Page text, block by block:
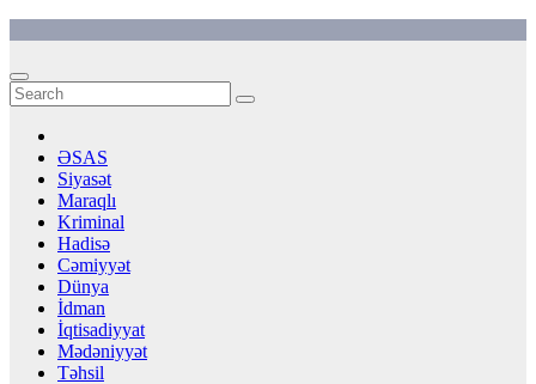
content
ƏSAS
Siyasət
Maraqlı
Kriminal
Hadisə
Cəmiyyət
Dünya
İdman
İqtisadiyyat
Mədəniyyət
Təhsil